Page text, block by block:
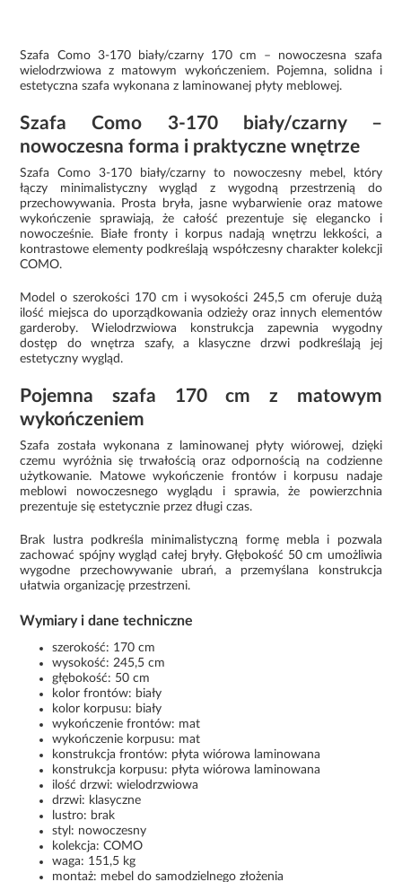
Szafa Como 3-170 biały/czarny 170 cm – nowoczesna szafa
wielodrzwiowa z matowym wykończeniem. Pojemna, solidna i
estetyczna szafa wykonana z laminowanej płyty meblowej.
Szafa Como 3-170 biały/czarny –
nowoczesna forma i praktyczne wnętrze
Szafa Como 3-170 biały/czarny to nowoczesny mebel, który
łączy minimalistyczny wygląd z wygodną przestrzenią do
przechowywania. Prosta bryła, jasne wybarwienie oraz matowe
wykończenie sprawiają, że całość prezentuje się elegancko i
nowocześnie. Białe fronty i korpus nadają wnętrzu lekkości, a
kontrastowe elementy podkreślają współczesny charakter kolekcji
COMO.
Model o szerokości 170 cm i wysokości 245,5 cm oferuje dużą
ilość miejsca do uporządkowania odzieży oraz innych elementów
garderoby. Wielodrzwiowa konstrukcja zapewnia wygodny
dostęp do wnętrza szafy, a klasyczne drzwi podkreślają jej
estetyczny wygląd.
Pojemna szafa 170 cm z matowym
wykończeniem
Szafa została wykonana z laminowanej płyty wiórowej, dzięki
czemu wyróżnia się trwałością oraz odpornością na codzienne
użytkowanie. Matowe wykończenie frontów i korpusu nadaje
meblowi nowoczesnego wyglądu i sprawia, że powierzchnia
prezentuje się estetycznie przez długi czas.
Brak lustra podkreśla minimalistyczną formę mebla i pozwala
zachować spójny wygląd całej bryły. Głębokość 50 cm umożliwia
wygodne przechowywanie ubrań, a przemyślana konstrukcja
ułatwia organizację przestrzeni.
Wymiary i dane techniczne
szerokość: 170 cm
wysokość: 245,5 cm
głębokość: 50 cm
kolor frontów: biały
kolor korpusu: biały
wykończenie frontów: mat
wykończenie korpusu: mat
konstrukcja frontów: płyta wiórowa laminowana
konstrukcja korpusu: płyta wiórowa laminowana
ilość drzwi: wielodrzwiowa
drzwi: klasyczne
lustro: brak
styl: nowoczesny
kolekcja: COMO
waga: 151,5 kg
montaż: mebel do samodzielnego złożenia